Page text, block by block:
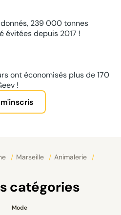
239 000 tonnes
évitées depuis 2017 !
ont économisés plus de 170
!
/ Marseille / Animalerie
/
catégories
Mode